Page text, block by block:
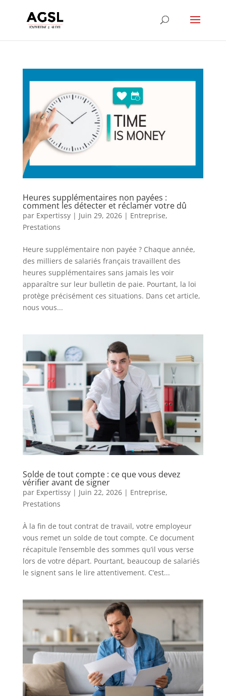
Heures supplémentaires non payées :
comment les détecter et réclamer votre dû
par Expertissy| Juin 29, 2026| Entreprise,
Prestations
Heure supplémentaire non payée ? Chaque année,
des milliers de salariés français travaillent des
heures supplémentaires sans jamais les voir
apparaître sur leur bulletin de paie. Pourtant, la loi
protège précisément ces situations. Dans cet article,
nous vous...
Solde de tout compte : ce que vous devez
vérifier avant de signer
par Expertissy| Juin 22, 2026| Entreprise,
Prestations
À la fin de tout contrat de travail, votre employeur
vous remet un solde de tout compte. Ce document
récapitule l’ensemble des sommes qu’il vous verse
lors de votre départ. Pourtant, beaucoup de salariés
le signent sans le lire attentivement. C’est...